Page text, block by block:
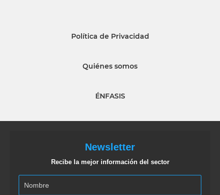
Política de Privacidad
Quiénes somos
ÉNFASIS
Newsletter
Recibe la mejor información del sector